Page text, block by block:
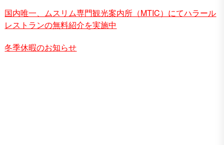
国内唯一、ムスリム専門観光案内所（MTIC）にてハラール
レストランの無料紹介を実施中
冬季休暇のお知らせ